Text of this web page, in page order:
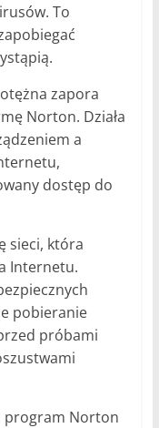
To
zapora
Norton. Działa
a
dostęp do
sieci, która
Internetu.
pobieranie
próbami
program Norton